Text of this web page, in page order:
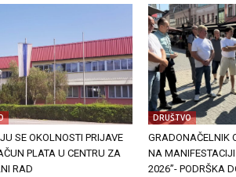
SE OKOLNOSTI PRIJAVE
PLATA U CENTRU ZA
RAD
DRUŠTVO
GRADONAČELNIK
NA
2026”- PODRŠKA